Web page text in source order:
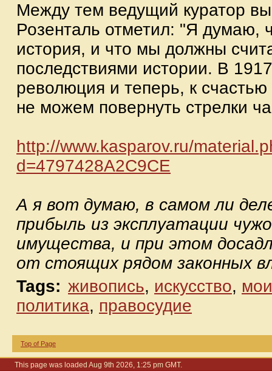
Между тем ведущий куратор
Розенталь отметил: "Я думаю,
история, и что мы должны
последствиями истории. В
революция и теперь, к
не можем повернуть стрелки
http://www.kasparov.ru/
d=4797428A2C9CE
А я вот думаю, в самом ли
прибыль из эксплуатации
имущества, и при этом
от стоящих рядом законных
Tags: живопись, искусство,
политика, правосудие
Top of Page
This page was loaded Aug 9th 2026, 1:25 pm GMT.